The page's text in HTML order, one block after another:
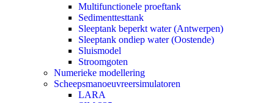
Multifunctionele proeftank
Sedimenttesttank
Sleeptank beperkt water (Antwerpen)
Sleeptank ondiep water (Oostende)
Sluismodel
Stroomgoten
Numerieke modellering
Scheepsmanoeuvreersimulatoren
LARA